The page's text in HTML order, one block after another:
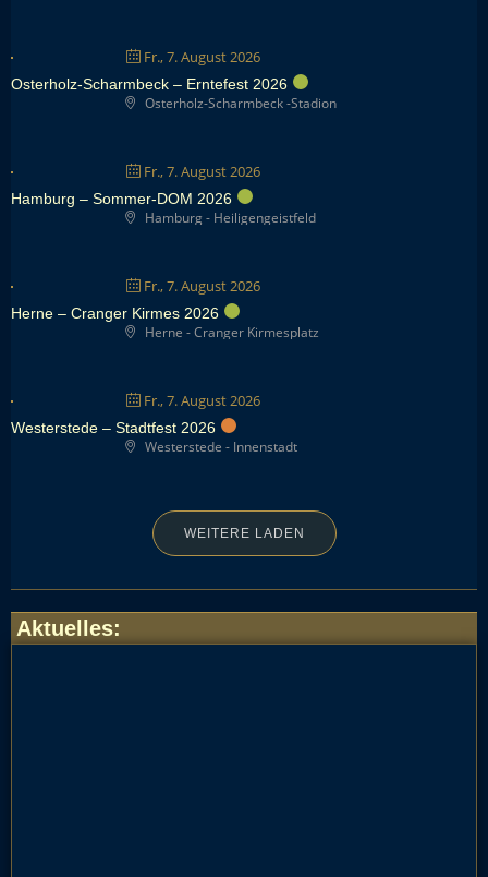
Fr., 7. August 2026
Osterholz-Scharmbeck – Erntefest 2026
Osterholz-Scharmbeck -Stadion
Fr., 7. August 2026
Hamburg – Sommer-DOM 2026
Hamburg - Heiligengeistfeld
Fr., 7. August 2026
Herne – Cranger Kirmes 2026
Herne - Cranger Kirmesplatz
Fr., 7. August 2026
Westerstede – Stadtfest 2026
Westerstede - Innenstadt
WEITERE LADEN
Aktuelles: